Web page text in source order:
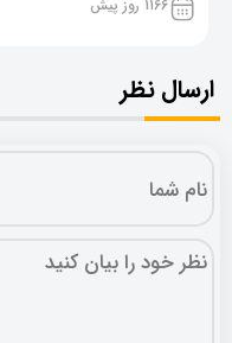
1166 روز پیش
ارسال نظر